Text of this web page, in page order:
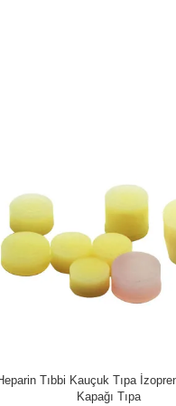
20mm 30mm Tıbbi Kauçuk Tıpa
Kauçuk Tıpa İlaç